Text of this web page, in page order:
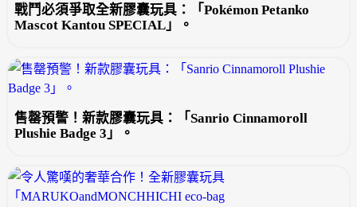
戰鬥必須爭取全新膠囊玩具：「Pokémon Petanko
Mascot Kantou SPECIAL」。
售罄預警！新款膠囊玩具：「Sanrio Cinnamoroll
Plushie Badge 3」。